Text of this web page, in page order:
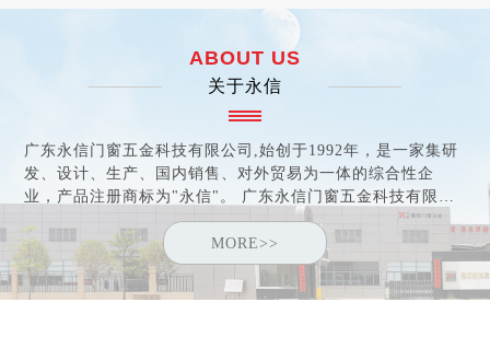
ABOUT US
关于永信
广东永信门窗五金科技有限公司,始创于1992年，是一家集研
发、设计、生产、国内销售、对外贸易为一体的综合性企
业，产品注册商标为"永信"。 广东永信门窗五金科技有限公
司于2005年取得"中国建筑金属结构协会"会员资格，于2006
年荣获"中国优秀绿色产品"证书及"中国消费者信得过产品"称
号。公司于2007年通过ISO9001:2000认证。2010年公司在肇
庆国家高新工业园区内建立规模宏大的铝门窗五金配件研发
MORE>>